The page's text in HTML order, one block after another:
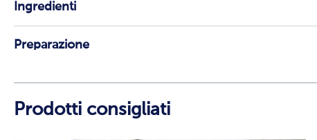
Ingredienti
Preparazione
Prodotti consigliati